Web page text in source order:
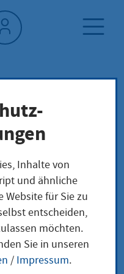
und
Inhalte von
und ähnliche
Website für Sie zu
entscheiden,
möchten.
Sie in unseren
/ Impressum.